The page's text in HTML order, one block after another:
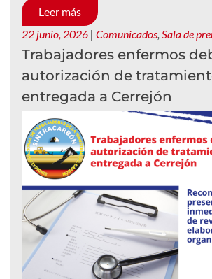
Leer más
22 junio, 2026 | Comunicados, Sala de
Trabajadores enfermos
autorización de
entregada a Cerrejón